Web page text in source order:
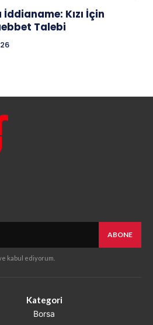
Kızı İçin
Talebi
ABONE
kabul ediyorum.
Kategori
Borsa